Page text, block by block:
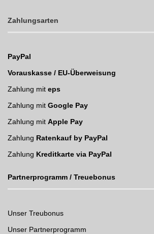
Zahlungsarten
PayPal
Vorauskasse / EU-Überweisung
Zahlung mit eps
Zahlung mit Google Pay
Zahlung mit Apple Pay
Zahlung Ratenkauf by PayPal
Zahlung Kreditkarte via PayPal
Partnerprogramm / Treuebonus
Unser Treubonus
Unser Partnerprogramm